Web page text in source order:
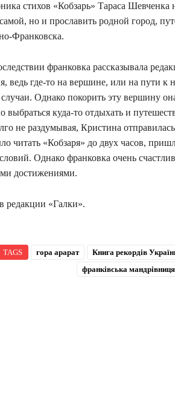
стихов «Кобзарь» Тараса
но и прославить родной город,
Франковска.
франковка рассказывала
ведь где-то на вершине, или на пути к
Однако покорить эту вершину
выбраться куда-то отдыхать и
не раздумывая, Кристина
читать «Кобзаря» до двух часов,
Однако франковка очень
достижениями.
редакции «Галки».
TAGS гора арарат Книга рекордів
франківська мандрівниця